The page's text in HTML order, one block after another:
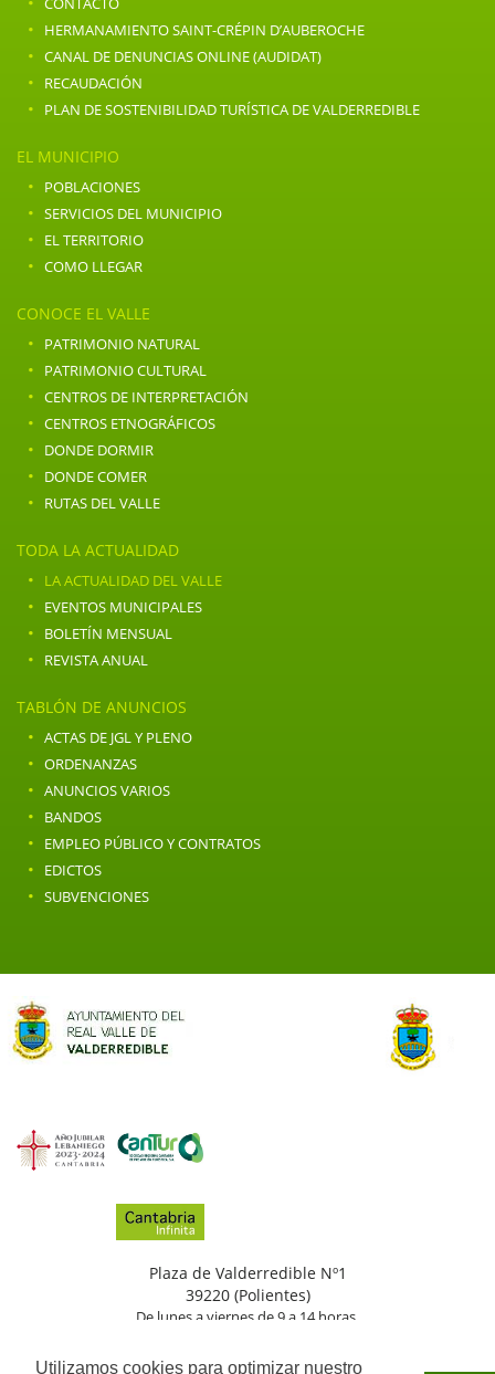
Utilizamos cookies para optimizar nuestro
· HERMANAMIENTO SAINT-CRÉPIN D’AUBEROCHE
· CANAL DE DENUNCIAS ONLINE (AUDIDAT)
· RECAUDACIÓN
· PLAN DE SOSTENIBILIDAD TURÍSTICA DE VALDERREDIBLE
EL MUNICIPIO
· POBLACIONES
· SERVICIOS DEL MUNICIPIO
· EL TERRITORIO
· COMO LLEGAR
CONOCE EL VALLE
· PATRIMONIO NATURAL
· PATRIMONIO CULTURAL
· CENTROS DE INTERPRETACIÓN
· CENTROS ETNOGRÁFICOS
· DONDE DORMIR
· DONDE COMER
· RUTAS DEL VALLE
TODA LA ACTUALIDAD
· LA ACTUALIDAD DEL VALLE
· EVENTOS MUNICIPALES
· BOLETÍN MENSUAL
· REVISTA ANUAL
TABLÓN DE ANUNCIOS
· ACTAS DE JGL Y PLENO
· ORDENANZAS
· ANUNCIOS VARIOS
· BANDOS
· EMPLEO PÚBLICO Y CONTRATOS
· EDICTOS
· SUBVENCIONES
Plaza de Valderredible Nº1
39220 (Polientes)
De lunes a viernes de 9 a 14 horas.